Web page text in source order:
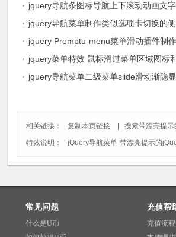
道高亮特效
jquery导航条图标导航上下滚动动画文
jquery导航菜单制作类似选项卡切换的
航条
jquery Promptu-menu菜单滑动插件制
ipad主屏幕触摸效果
jquery菜单特效 鼠标滑过菜单区域图标
flash动画酷炫移动展示
jquery导航菜单二级菜单slide滑动渐隐
相关链接： 复制本页链接
搜索带漂亮提
特效说明：
jQuery导航菜单-带漂亮提示的
常见问题
什么是U币
充值帮
充值流